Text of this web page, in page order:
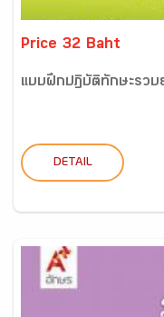
Price 32 Baht
แบบฝึกปฏิบัติทักษะรวบ
DETAIL